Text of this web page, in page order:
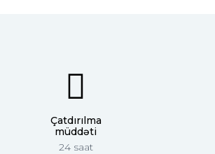
Çatdırılma
müddəti
24 saat